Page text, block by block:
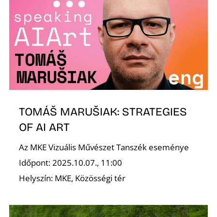
TOMÁŠ MARUŠIAK: STRATEGIES
OF AI ART
Az MKE Vizuális Művészet Tanszék eseménye
Időpont: 2025.10.07., 11:00
Helyszín: MKE, Közösségi tér